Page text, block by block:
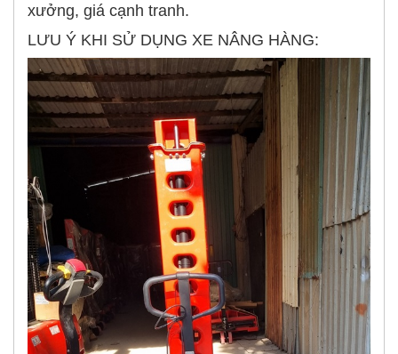
xưởng, giá cạnh tranh.
LƯU Ý KHI SỬ DỤNG XE NÂNG HÀNG: